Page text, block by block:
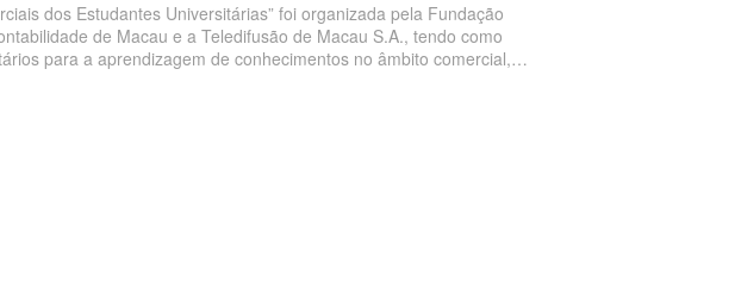
dos Estudantes Universitárias” foi organizada pela Fundação
de Macau e a Teledifusão de Macau S.A., tendo como
para a aprendizagem de conhecimentos no âmbito comercial,
estudantes virem a conseguir combinar a teoria com a prática, a
da sociedade de Macau,